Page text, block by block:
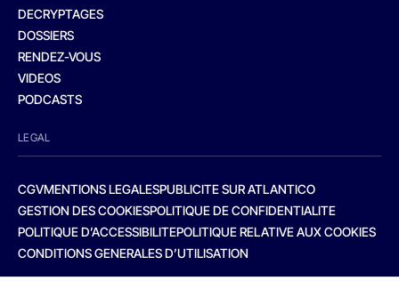
DECRYPTAGES
DOSSIERS
RENDEZ-VOUS
VIDEOS
PODCASTS
LEGAL
CGVMENTIONS LEGALESPUBLICITE SUR ATLANTICO
GESTION DES COOKIESPOLITIQUE DE CONFIDENTIALITE
POLITIQUE D’ACCESSIBILITEPOLITIQUE RELATIVE AUX COOKIES
CONDITIONS GENERALES D’UTILISATION